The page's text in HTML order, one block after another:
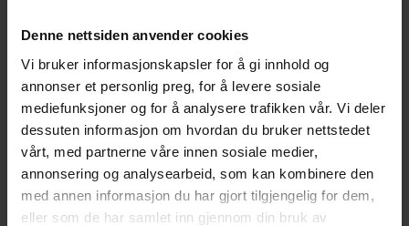
Denne nettsiden anvender cookies
Vi bruker informasjonskapsler for å gi innhold og
annonser et personlig preg, for å levere sosiale
mediefunksjoner og for å analysere trafikken vår. Vi deler
dessuten informasjon om hvordan du bruker nettstedet
vårt, med partnerne våre innen sosiale medier,
annonsering og analysearbeid, som kan kombinere den
med annen informasjon du har gjort tilgjengelig for dem,
eller som de har samlet inn gjennom din bruk av
PRINT THIS LIST
Gjør det enkelt